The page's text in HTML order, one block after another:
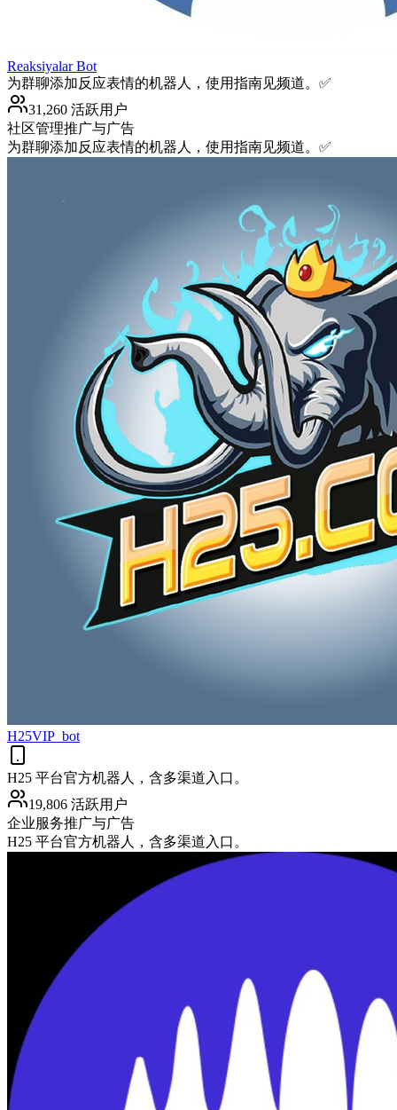
Reaksiyalar Bot
为群聊添加反应表情的机器人，使用指南见频道。✅
31,260 活跃用户
社区管理推广与广告
为群聊添加反应表情的机器人，使用指南见频道。✅
H25VIP_bot
H25 平台官方机器人，含多渠道入口。
19,806 活跃用户
企业服务推广与广告
H25 平台官方机器人，含多渠道入口。